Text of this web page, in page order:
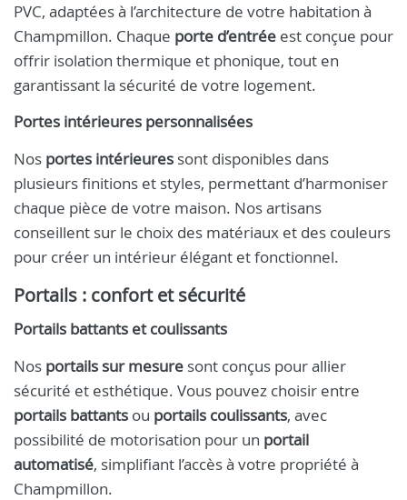
PVC, adaptées à l’architecture de votre habitation à
Champmillon. Chaque porte d’entrée est conçue pour
offrir isolation thermique et phonique, tout en
garantissant la sécurité de votre logement.
Portes intérieures personnalisées
Nos portes intérieures sont disponibles dans
plusieurs finitions et styles, permettant d’harmoniser
chaque pièce de votre maison. Nos artisans
conseillent sur le choix des matériaux et des couleurs
pour créer un intérieur élégant et fonctionnel.
Portails : confort et sécurité
Portails battants et coulissants
Nos portails sur mesure sont conçus pour allier
sécurité et esthétique. Vous pouvez choisir entre
portails battants ou portails coulissants, avec
possibilité de motorisation pour un portail
automatisé, simplifiant l’accès à votre propriété à
Champmillon.